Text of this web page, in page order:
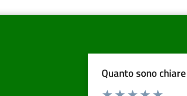
Quanto sono
Valuta da 1 a 5 stelle la pagina